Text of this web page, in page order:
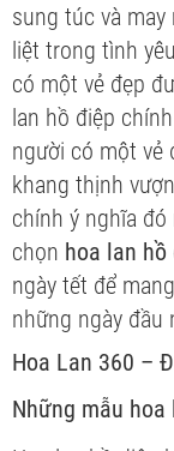
sung túc và
liệt trong tình
có một vẻ đẹp
lan hồ điệp
người có một vẻ
khang thịnh
chính ý nghĩa
chọn hoa lan
ngày tết để
những ngày đầu
Hoa Lan 360 –
Những mẫu